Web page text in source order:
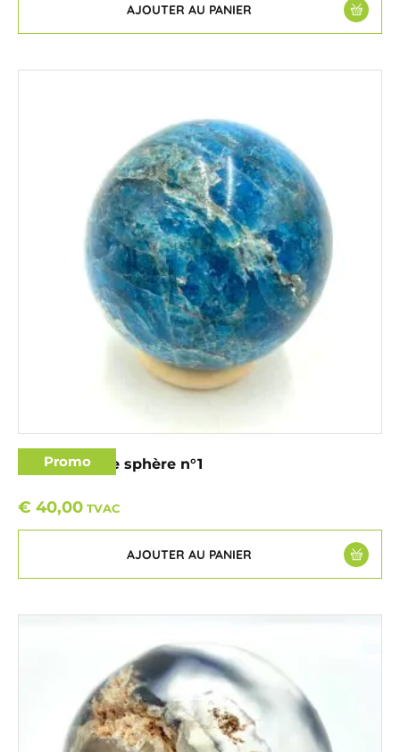
AJOUTER AU PANIER
Promo
Apatite bleue sphère n°1
€ 40,00 TVAC
AJOUTER AU PANIER